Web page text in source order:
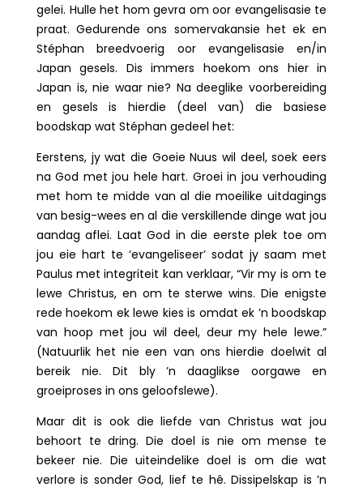
gelei. Hulle het hom gevra om oor evangelisasie te
praat. Gedurende ons somervakansie het ek en
Stéphan breedvoerig oor evangelisasie en/in
Japan gesels. Dis immers hoekom ons hier in
Japan is, nie waar nie? Na deeglike voorbereiding
en gesels is hierdie (deel van) die basiese
boodskap wat Stéphan gedeel het:
Eerstens, jy wat die Goeie Nuus wil deel, soek eers
na God met jou hele hart. Groei in jou verhouding
met hom te midde van al die moeilike uitdagings
van besig-wees en al die verskillende dinge wat jou
aandag aflei. Laat God in die eerste plek toe om
jou eie hart te ‘evangeliseer’ sodat jy saam met
Paulus met integriteit kan verklaar, “Vir my is om te
lewe Christus, en om te sterwe wins. Die enigste
rede hoekom ek lewe kies is omdat ek ’n boodskap
van hoop met jou wil deel, deur my hele lewe.”
(Natuurlik het nie een van ons hierdie doelwit al
bereik nie. Dit bly ’n daaglikse oorgawe en
groeiproses in ons geloofslewe).
Maar dit is ook die liefde van Christus wat jou
behoort te dring. Die doel is nie om mense te
bekeer nie. Die uiteindelike doel is om die wat
verlore is sonder God, lief te hê. Dissipelskap is ’n